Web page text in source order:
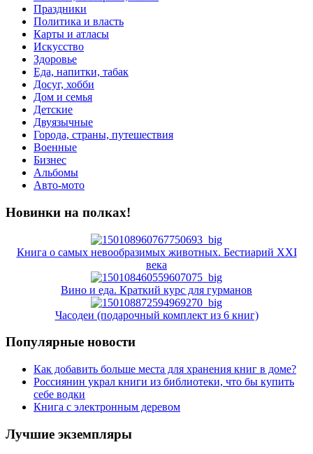
Праздники
Политика и власть
Карты и атласы
Искусство
Здоровье
Еда, напитки, табак
Досуг, хобби
Дом и семья
Детские
Двуязычные
Города, страны, путешествия
Военные
Бизнес
Альбомы
Авто-мото
Новинки на полках!
Книга о самых невообразимых животных. Бестиарий XXI
века
Вино и еда. Краткий курс для гурманов
Часодеи (подарочный комплект из 6 книг)
Популярные новости
Как добавить больше места для хранения книг в доме?
Россиянин украл книги из библиотеки, что бы купить
себе водки
Книга с электронным деревом
Лучшие экземпляры